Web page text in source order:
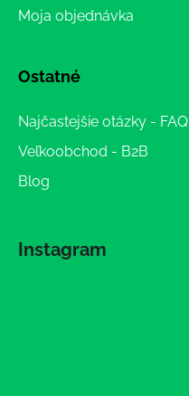
Moja objednávka
Ostatné
Najčastejšie otázky - FAQ
Veľkoobchod - B2B
Blog
Instagram